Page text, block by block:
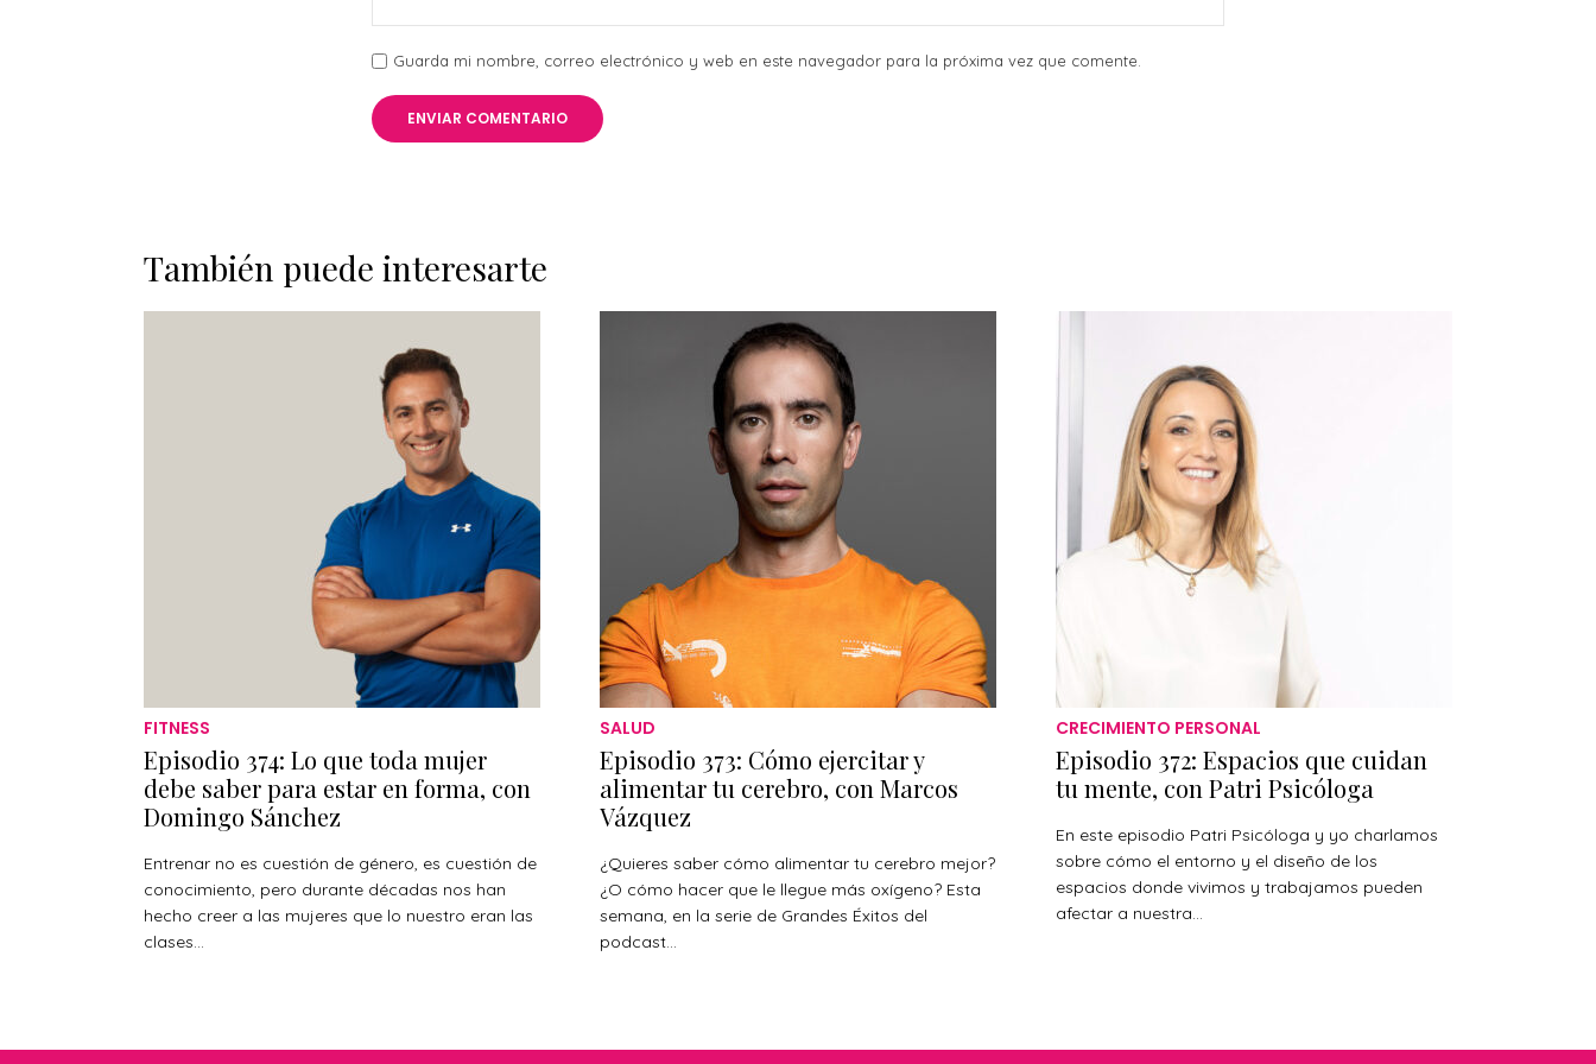
Guarda mi nombre, correo electrónico y web en este navegador para la próxima vez que comente.
También puede interesarte
FITNESS
Episodio 374: Lo que toda mujer
debe saber para estar en forma, con
Domingo Sánchez
Entrenar no es cuestión de género, es cuestión de
conocimiento, pero durante décadas nos han
hecho creer a las mujeres que lo nuestro eran las
clases...
SALUD
Episodio 373: Cómo ejercitar y
alimentar tu cerebro, con Marcos
Vázquez
¿Quieres saber cómo alimentar tu cerebro mejor?
¿O cómo hacer que le llegue más oxígeno? Esta
semana, en la serie de Grandes Éxitos del
podcast...
CRECIMIENTO PERSONAL
Episodio 372: Espacios que cuidan
tu mente, con Patri Psicóloga
En este episodio Patri Psicóloga y yo charlamos
sobre cómo el entorno y el diseño de los
espacios donde vivimos y trabajamos pueden
afectar a nuestra...